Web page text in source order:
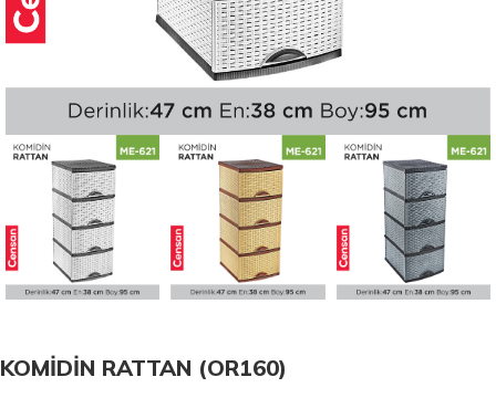
KOMİDİN RATTAN (OR160)